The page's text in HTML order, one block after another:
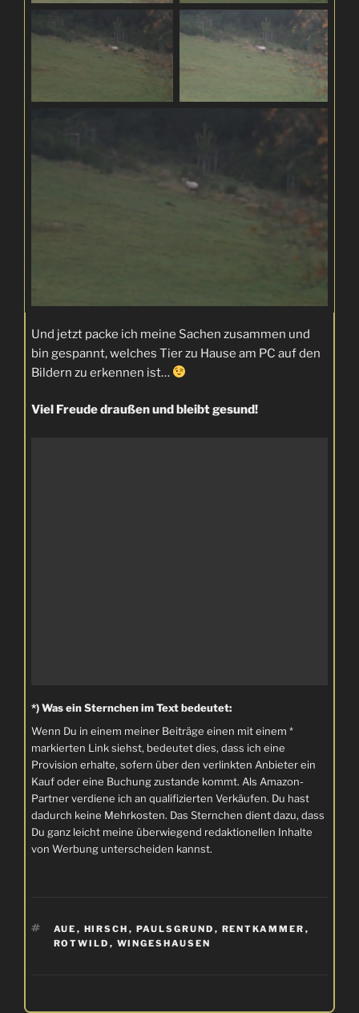
Und jetzt packe ich meine Sachen zusammen und
bin gespannt, welches Tier zu Hause am PC auf den
Bildern zu erkennen ist…
Viel Freude draußen und bleibt gesund!
*) Was ein Sternchen im Text bedeutet:
Wenn Du in einem meiner Beiträge einen mit einem *
markierten Link siehst, bedeutet dies, dass ich eine
Provision erhalte, sofern über den verlinkten Anbieter ein
Kauf oder eine Buchung zustande kommt. Als Amazon-
Partner verdiene ich an qualifizierten Verkäufen. Du hast
dadurch keine Mehrkosten. Das Sternchen dient dazu, dass
Du ganz leicht meine überwiegend redaktionellen Inhalte
von Werbung unterscheiden kannst.
SCHLAGWÖRTER
AUE , HIRSCH , PAULSGRUND , RENTKAMMER ,
ROTWILD , WINGESHAUSEN